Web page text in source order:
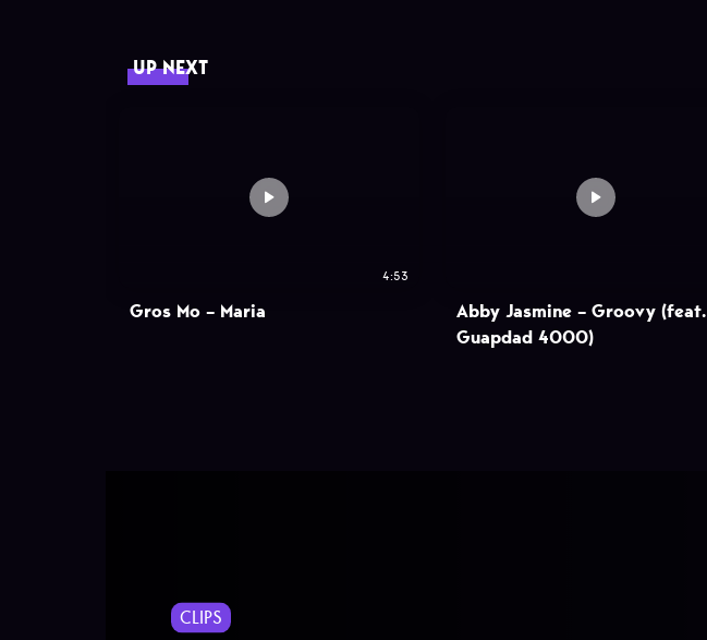
UP NEXT
4:53
Gros Mo – Maria
Abby Jasmine – Groovy (feat.
Guapdad 4000)
CLIPS